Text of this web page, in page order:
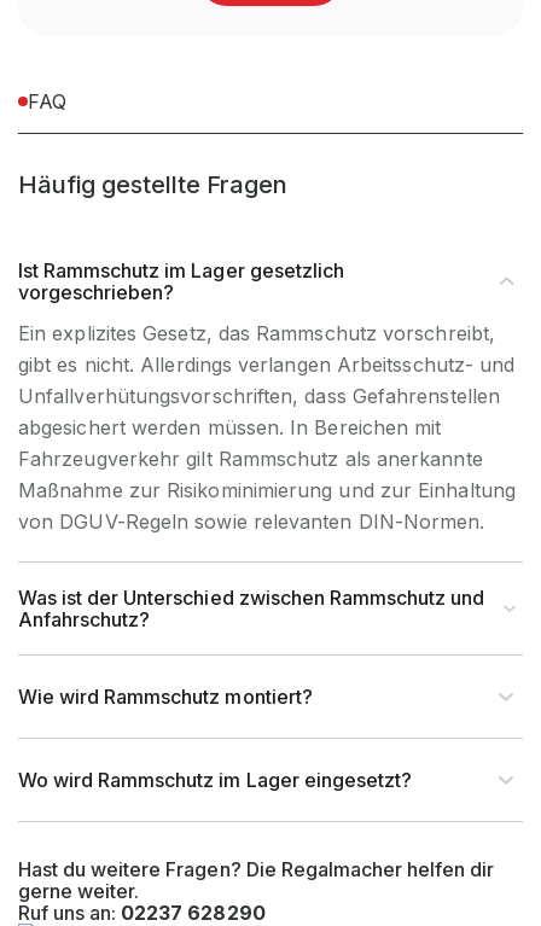
Zubehörartikl nein
Materialart
FAQ
Häufig gestellte Fragen
Hast du weitere Fragen? Die Regalmacher helfen dir
gerne weiter.
Ruf uns an: 02237 628290
Ist Rammschutz im Lager gesetzlich
vorgeschrieben?
Ein explizites Gesetz, das Rammschutz vorschreibt,
gibt es nicht. Allerdings verlangen Arbeitsschutz- und
Unfallverhütungsvorschriften, dass Gefahrenstellen
abgesichert werden müssen. In Bereichen mit
Fahrzeugverkehr gilt Rammschutz als anerkannte
Maßnahme zur Risikominimierung und zur Einhaltung
von DGUV-Regeln sowie relevanten DIN-Normen.
Was ist der Unterschied zwischen Rammschutz und
Anfahrschutz?
Wie wird Rammschutz montiert?
Wo wird Rammschutz im Lager eingesetzt?